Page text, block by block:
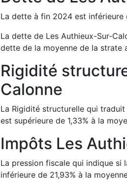
La dette à fin 2024 est inférieure
La dette de Les Authieux-Sur-
dette de la moyenne de la strate
Rigidité
Calonne
La Rigidité structurelle qui
est supérieure de 1,33% à la
Impôts Les
La pression fiscale qui indique si
inférieure de 21,93% à la